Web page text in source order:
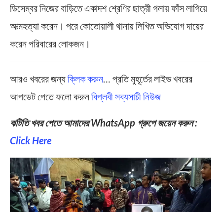
ডিসেম্বর নিজের বাড়িতে একাদশ শ্রেণির ছাত্রী গলায় ফাঁস লাগিয়ে
আত্মহত্যা করেন। পরে কোতোয়ালী থানায় লিখিত অভিযোগ দায়ের
করেন পরিবারের লোকজন।
আরও খবরের জন্যক্লিক করুন… প্রতি মুহূর্তের লাইভ খবরের
আপডেট পেতে ফলো করুনবিপ্লবী সব্যসাচী নিউজ
ঝটিতি খবর পেতে আমাদের WhatsApp গ্রুপে জয়েন করুন :
Click Here